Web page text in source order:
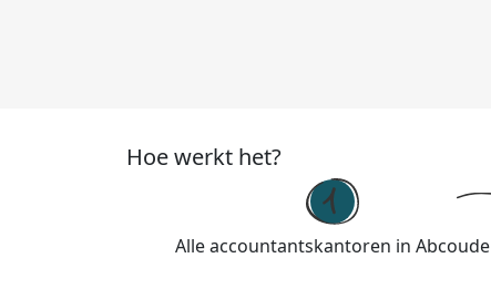
Hoe werkt het?
Alle accountantskantoren in Abcoude